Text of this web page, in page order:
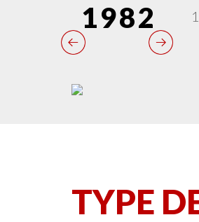
1982
TYPE